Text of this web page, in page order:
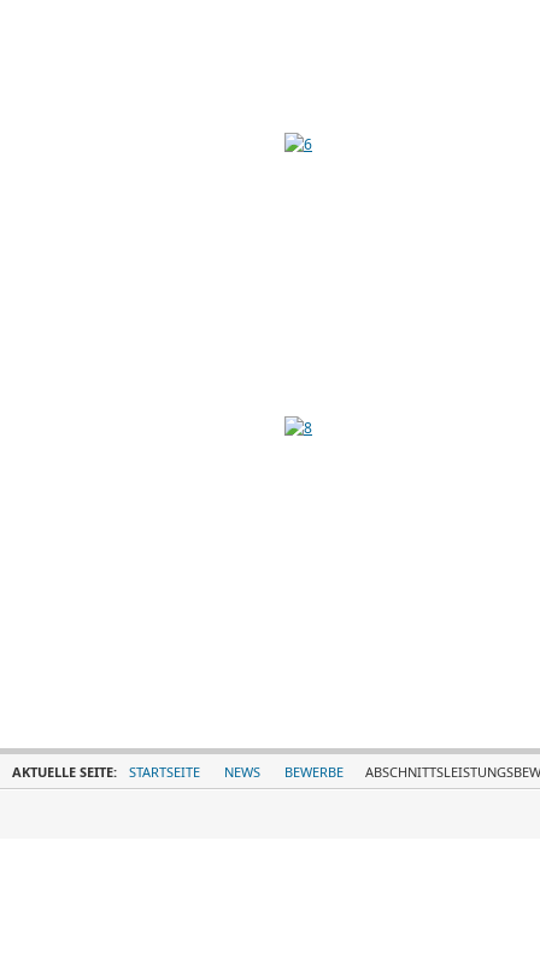
AKTUELLE SEITE: STARTSEITE NEWS BEWERBE